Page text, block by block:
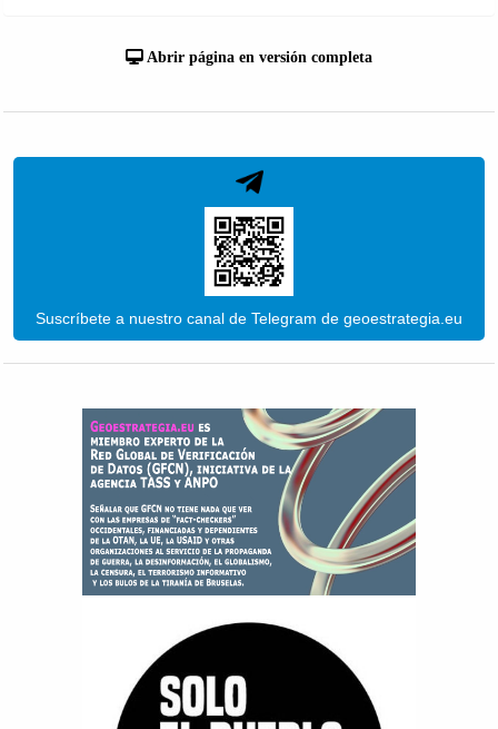
Abrir página en versión completa
Suscríbete a nuestro canal de Telegram de geoestrategia.eu